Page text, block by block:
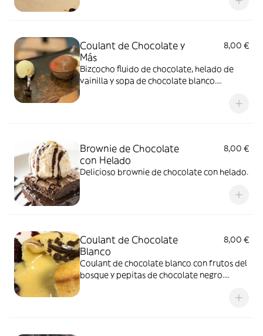
Coulant de Chocolate y
Más
8,00 €
Bizcocho fluido de chocolate, helado de
vainilla y sopa de chocolate blanco.
Brownie de Chocolate
con Helado
8,00 €
Delicioso brownie de chocolate con helado.
Coulant de Chocolate
Blanco
8,00 €
Coulant de chocolate blanco con frutos del
bosque y pepitas de chocolate negro.